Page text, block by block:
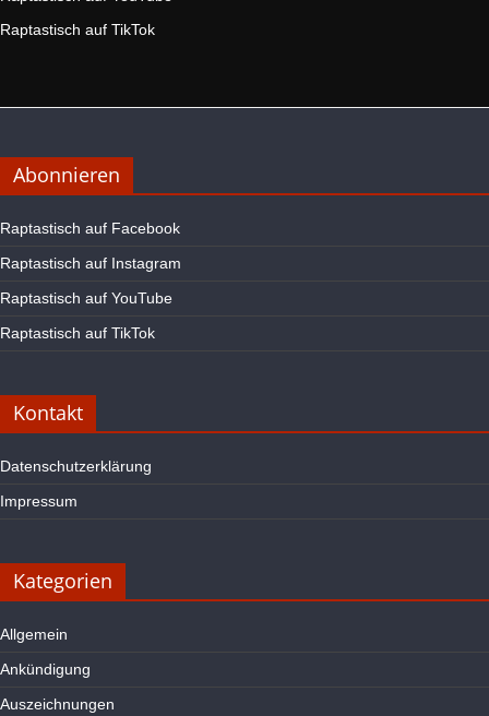
Raptastisch auf TikTok
Abonnieren
Raptastisch auf Facebook
Raptastisch auf Instagram
Raptastisch auf YouTube
Raptastisch auf TikTok
Kontakt
Datenschutzerklärung
Impressum
Kategorien
Allgemein
Ankündigung
Auszeichnungen